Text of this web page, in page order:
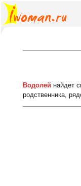
Водолей найдет
родственника,